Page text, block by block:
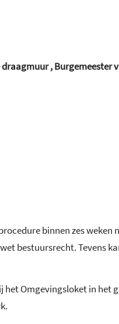
, Burgemeester
binnen zes weken
bestuursrecht. Tevens
Omgevingsloket in het